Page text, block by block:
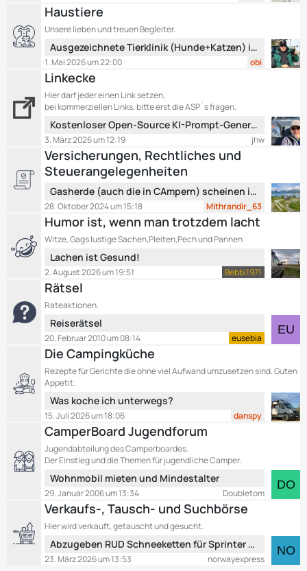
g
e
t
z
t
B
e
i
t
g
e
Haustiere
Unsere lieben und treuen Begleiter.
e
t
z
t
e
e
i
t
g
e
Ausgezeichnete Tierklinik (Hunde+Katzen) in Region Verona-Vicenza
obi
1. Mai 2026 um 22:00
Linkecke
Hier darf jeder einen Link setzen,
bei kommerziellen Links, bitte erst die ASP`s fragen.
e
t
z
t
B
e
t
ä
g
e
Kostenloser Open-Source KI-Prompt-Generator für Wohnmobil-Routen – Keine versteckten Kosten!
jhw
3. März 2026 um 12:19
Versicherungen, Rechtliches und
Steuerangelegenheiten
e
t
z
t
B
e
i
ä
g
e
Gasherde (auch die in CAmpern) scheinen in hohem Maße gesundheitschädlich zu sein.
Mithrandir_63
28. Oktober 2024 um 15:18
Humor ist, wenn man trotzdem lacht
Witze, Gags lustige Sachen,Pleiten,Pech und Pannen
e
t
z
t
B
e
i
t
g
e
Lachen ist Gesund!
Bebbi1971
2. August 2026 um 19:51
Rätsel
Rateaktionen.
e
t
z
t
e
e
i
t
r
e
Reiserätsel
eusebia
20. Februar 2010 um 08:14
Die Campingküche
Rezepte für Gerichte die ohne viel Aufwand umzusetzen sind. Guten
Appetit.
e
t
z
t
e
e
i
t
g
Was koche ich unterwegs?
danspy
15. Juli 2026 um 18:06
CamperBoard Jugendforum
Jugendabteilung des Camperboardes.
Der Einstieg und die Themen für jugendliche Camper.
e
t
z
t
B
Wohnmobil mieten und Mindestalter
Doubletom
29. Januar 2006 um 13:34
Verkaufs-, Tausch- und Suchbörse
Hier wird verkauft, getauscht und gesucht.
e
Abzugeben RUD Schneeketten für Sprinter über 5 T
norwayexpress
23. März 2026 um 13:53